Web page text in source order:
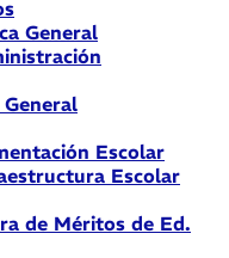
General
Escolar
Escolar
de Méritos de Ed.